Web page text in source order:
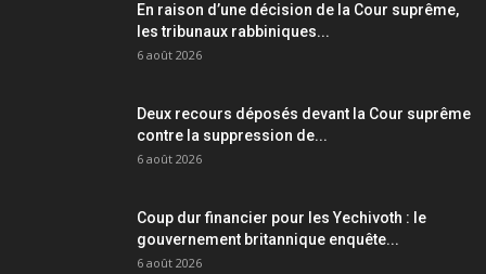
En raison d’une décision de la Cour suprême,
les tribunaux rabbiniques...
6 août 2026
Deux recours déposés devant la Cour suprême
contre la suppression de...
6 août 2026
Coup dur financier pour les Yechivoth : le
gouvernement britannique enquête...
6 août 2026